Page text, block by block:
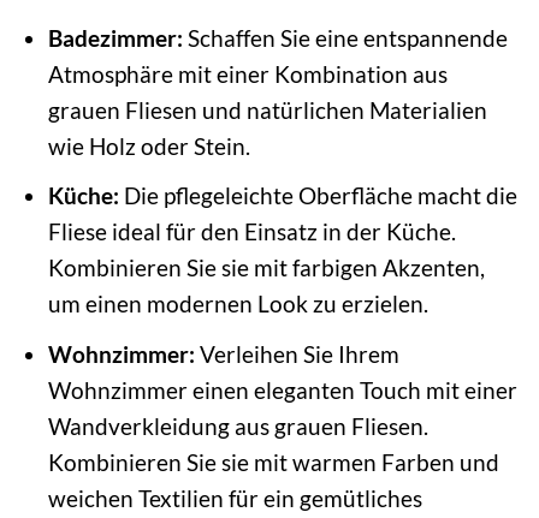
Badezimmer: Schaffen Sie eine entspannende
Atmosphäre mit einer Kombination aus
grauen Fliesen und natürlichen Materialien
wie Holz oder Stein.
Küche: Die pflegeleichte Oberfläche macht die
Fliese ideal für den Einsatz in der Küche.
Kombinieren Sie sie mit farbigen Akzenten,
um einen modernen Look zu erzielen.
Wohnzimmer: Verleihen Sie Ihrem
Wohnzimmer einen eleganten Touch mit einer
Wandverkleidung aus grauen Fliesen.
Kombinieren Sie sie mit warmen Farben und
weichen Textilien für ein gemütliches